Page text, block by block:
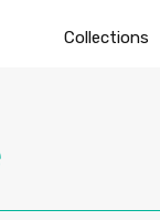
Collections